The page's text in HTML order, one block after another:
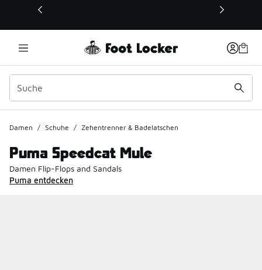
Dieser Link öffnet sich in einem neuen Fenster
Damen / Schuhe / Zehentrenner & Badelatschen
Puma Speedcat Mule
Damen Flip-Flops and Sandals
Puma entdecken